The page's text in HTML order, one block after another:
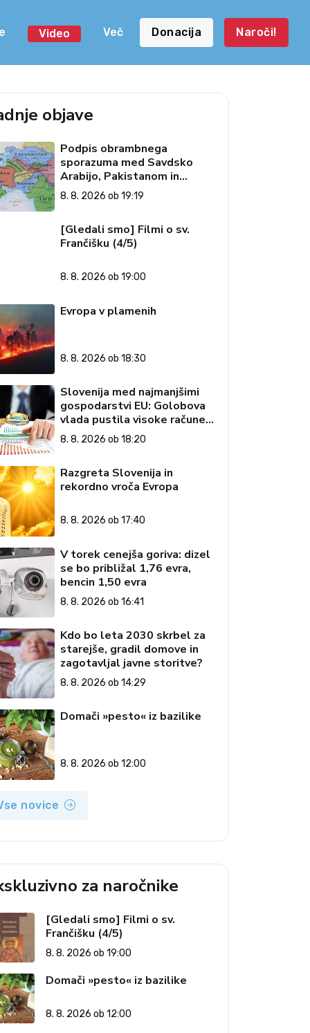
Video Več Donacija Naroči!
objave
Podpis obrambnega
sporazuma med Savdsko
Arabijo, Pakistanom in
Turčijo
8. 8. 2026 ob 19:19
[Gledali smo] Filmi o sv.
Frančišku (4/5)
8. 8. 2026 ob 19:00
Evropa v plamenih
8. 8. 2026 ob 18:30
Slovenija med najmanjšimi
gospodarstvi EU: Golobova
vlada pustila visoke račune
državi
8. 8. 2026 ob 18:20
Razgreta Slovenija in
rekordno vroča Evropa
8. 8. 2026 ob 17:40
V torek cenejša goriva: dizel
se bo približal 1,76 evra,
bencin 1,50 evra
8. 8. 2026 ob 16:41
Kdo bo leta 2030 skrbel za
starejše, gradil domove in
zagotavljal javne storitve?
8. 8. 2026 ob 14:29
Domači »pesto« iz bazilike
8. 8. 2026 ob 12:00
novice
za naročnike
[Gledali smo] Filmi o sv.
Frančišku (4/5)
8. 8. 2026 ob 19:00
Domači »pesto« iz bazilike
8. 8. 2026 ob 12:00